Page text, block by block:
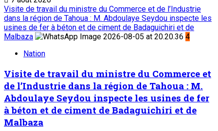
Visite de travail du ministre du Commerce et de l’Industrie
dans la région de Tahoua : M. Abdoulaye Seydou inspecte les
usines de fer à béton et de ciment de Badaguichiri et de
Malbaza
4
Nation
Visite de travail du ministre du Commerce et
de l’Industrie dans la région de Tahoua : M.
Abdoulaye Seydou inspecte les usines de fer
à béton et de ciment de Badaguichiri et de
Malbaza